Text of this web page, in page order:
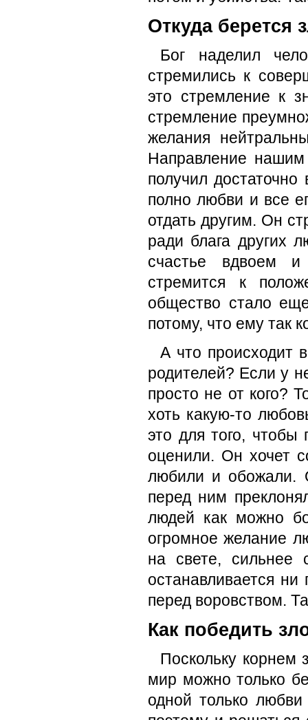
Откуда берется
Бог наделил
стремились к
это стремление к
стремление
желания
Направление
получил
полно любви и все
отдать другим. Он
ради блага других
счастье вдвоем и
стремится к
общество стало
потому, что ему так
А что происходит
родителей? Если у
просто не от кого?
хоть какую-то
это для того, чтобы
оценили. Он хочет
любили и обожали.
перед ним
людей как можно
огромное желание
на свете, сильнее
останавливается
перед воровством.
Как победить
Поскольку корнем
мир можно только
одной только